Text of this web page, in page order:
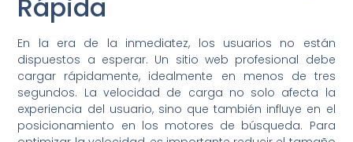
Rápida
En la era de la inmediatez, los usuarios no están
dispuestos a esperar. Un sitio web profesional debe
cargar rápidamente, idealmente en menos de tres
segundos. La velocidad de carga no solo afecta la
experiencia del usuario, sino que también influye en el
posicionamiento en los motores de búsqueda. Para